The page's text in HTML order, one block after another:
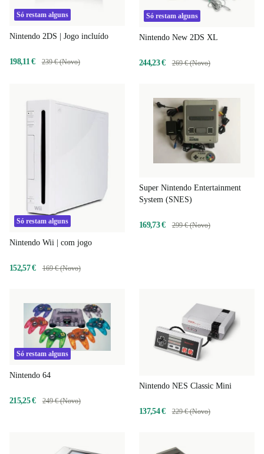
Só restam alguns
Nintendo 2DS | Jogo incluído
198,11 € 239 € (Novo)
Só restam alguns
Nintendo New 2DS XL
244,23 € 269 € (Novo)
Só restam alguns
Nintendo Wii | com jogo
152,57 € 169 € (Novo)
Super Nintendo Entertainment
System (SNES)
169,73 € 299 € (Novo)
Só restam alguns
Nintendo 64
215,25 € 249 € (Novo)
Nintendo NES Classic Mini
137,54 € 229 € (Novo)